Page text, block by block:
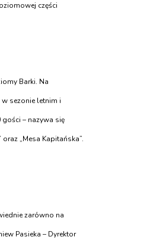
części
Barki. Na
sezonie letnim i
– nazywa się
„Mesa Kapitańska”.
zarówno na
Pasieka – Dyrektor